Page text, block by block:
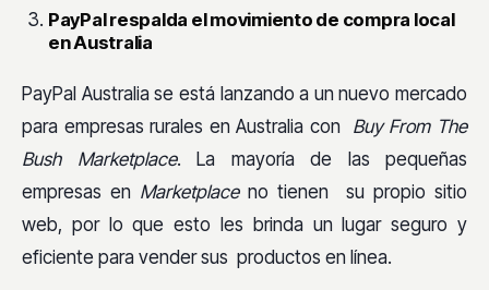
PayPal respalda el movimiento de compra local
en Australia
PayPal Australia se está lanzando a un nuevo mercado
para empresas rurales en Australia con Buy From The
Bush Marketplace. La mayoría de las pequeñas
empresas en Marketplace no tienen su propio sitio
web, por lo que esto les brinda un lugar seguro y
eficiente para vender sus productos en línea.